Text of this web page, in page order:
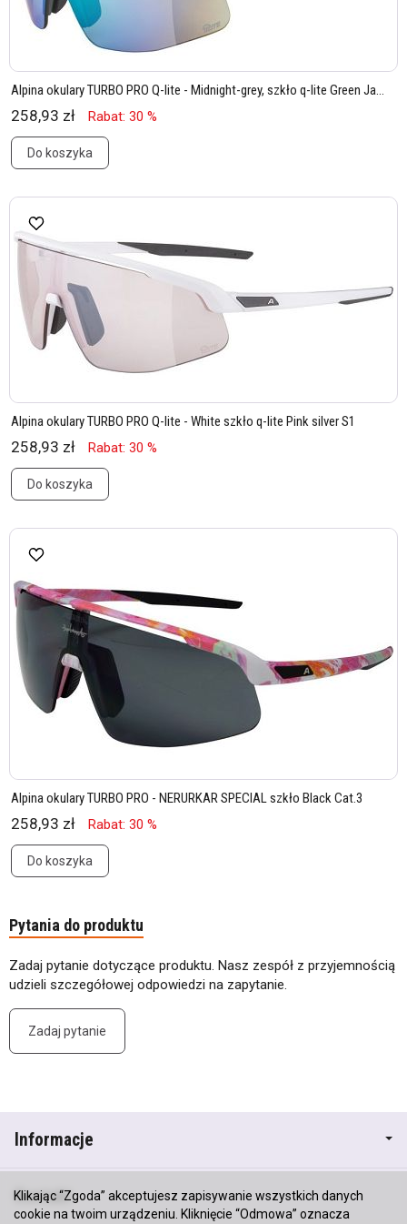
Alpina okulary TURBO PRO Q-lite - Midnight-grey, szkło q-lite Green Ja...
258,93 zł Rabat: 30 %
Do koszyka
Alpina okulary TURBO PRO Q-lite - White szkło q-lite Pink silver S1
258,93 zł Rabat: 30 %
Do koszyka
Alpina okulary TURBO PRO - NERURKAR SPECIAL szkło Black Cat.3
258,93 zł Rabat: 30 %
Do koszyka
Pytania do produktu
Zadaj pytanie dotyczące produktu. Nasz zespół z przyjemnością
udzieli szczegółowej odpowiedzi na zapytanie.
Zadaj pytanie
Informacje
Kontakt
Klikając “Zgoda” akceptujesz zapisywanie wszystkich danych
cookie na twoim urządzeniu. Kliknięcie “Odmowa” oznacza